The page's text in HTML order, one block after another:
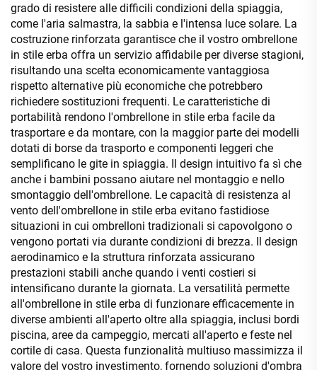
grado di resistere alle difficili condizioni della spiaggia,
come l'aria salmastra, la sabbia e l'intensa luce solare. La
costruzione rinforzata garantisce che il vostro ombrellone
in stile erba offra un servizio affidabile per diverse stagioni,
risultando una scelta economicamente vantaggiosa
rispetto alternative più economiche che potrebbero
richiedere sostituzioni frequenti. Le caratteristiche di
portabilità rendono l'ombrellone in stile erba facile da
trasportare e da montare, con la maggior parte dei modelli
dotati di borse da trasporto e componenti leggeri che
semplificano le gite in spiaggia. Il design intuitivo fa sì che
anche i bambini possano aiutare nel montaggio e nello
smontaggio dell'ombrellone. Le capacità di resistenza al
vento dell'ombrellone in stile erba evitano fastidiose
situazioni in cui ombrelloni tradizionali si capovolgono o
vengono portati via durante condizioni di brezza. Il design
aerodinamico e la struttura rinforzata assicurano
prestazioni stabili anche quando i venti costieri si
intensificano durante la giornata. La versatilità permette
all'ombrellone in stile erba di funzionare efficacemente in
diverse ambienti all'aperto oltre alla spiaggia, inclusi bordi
piscina, aree da campeggio, mercati all'aperto e feste nel
cortile di casa. Questa funzionalità multiuso massimizza il
valore del vostro investimento, fornendo soluzioni d'ombra